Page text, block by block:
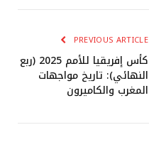
PREVIOUS ARTICLE
كأس إفريقيا للأمم 2025 (ربع
النهائي): تاريخ مواجهات
المغرب والكاميرون